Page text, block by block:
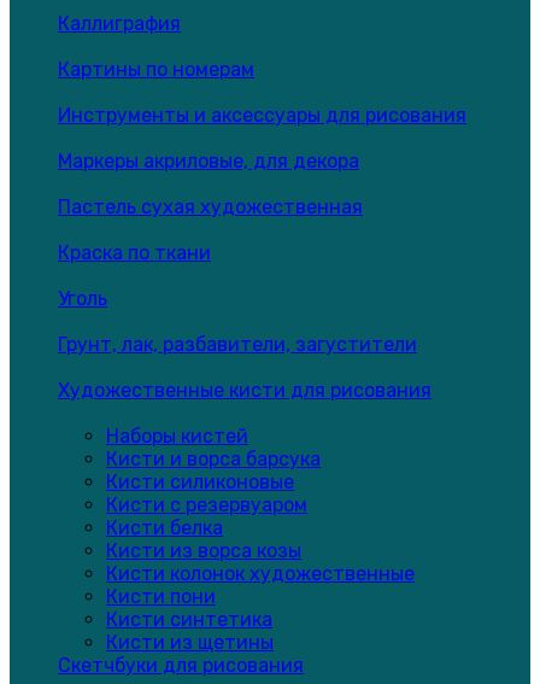
Каллиграфия
Картины по номерам
Инструменты и аксессуары для рисования
Маркеры акриловые, для декора
Пастель сухая художественная
Краска по ткани
Уголь
Грунт, лак, разбавители, загустители
Художественные кисти для рисования
Наборы кистей
Кисти и ворса барсука
Кисти силиконовые
Кисти с резервуаром
Кисти белка
Кисти из ворса козы
Кисти колонок художественные
Кисти пони
Кисти синтетика
Кисти из щетины
Скетчбуки для рисования